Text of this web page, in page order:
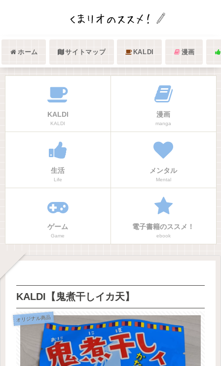
ホーム サイトマップ KALDI 漫画
KALDI
KALDI
漫画
manga
生活
Life
メンタル
Mental
ゲーム
Game
電子書籍のススメ！
ebook
KALDI【鬼煮干しイカ天】
オリジナル商品